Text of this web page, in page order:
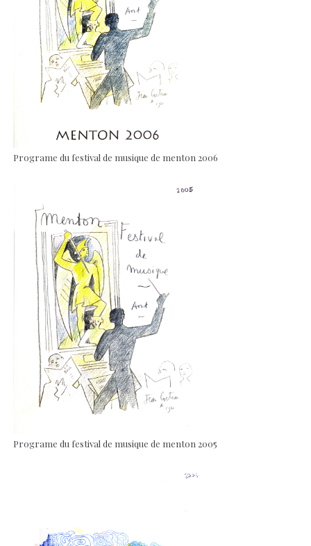
Programe du festival de musique de menton 2006
Programe du festival de musique de menton 2005